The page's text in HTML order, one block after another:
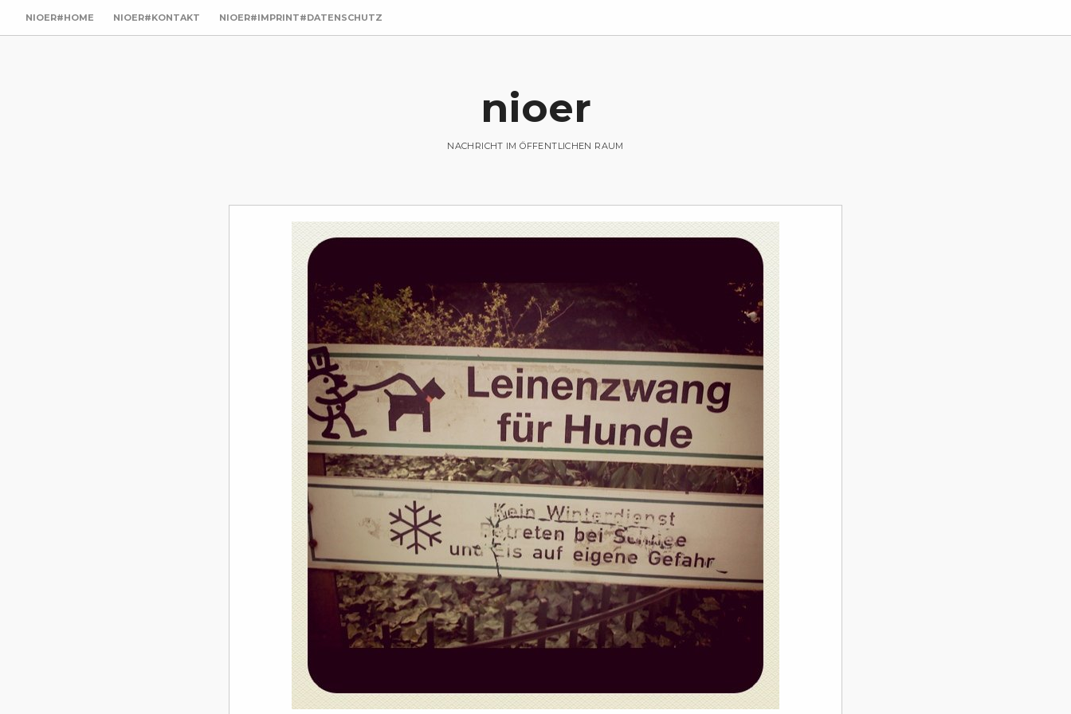
NIOER#HOME NIOER#KONTAKT NIOER#IMPRINT#DATENSCHUTZ
nioer
NACHRICHT IM ÖFFENTLICHEN RAUM